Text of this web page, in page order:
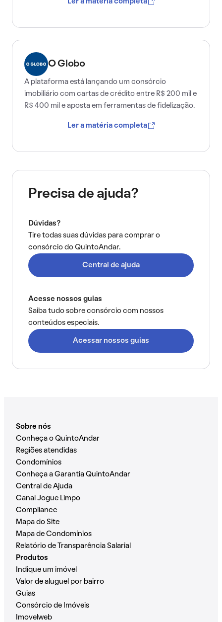
Ler a matéria completa
O Globo
A plataforma está lançando um consórcio
imobiliário com cartas de crédito entre R$ 200 mil e
R$ 400 mil e aposta em ferramentas de fidelização.
Ler a matéria completa
Precisa de ajuda?
Dúvidas?
Tire todas suas dúvidas para comprar o
consórcio do QuintoAndar.
Central de ajuda
Acesse nossos guias
Saiba tudo sobre consórcio com nossos
conteúdos especiais.
Acessar nossos guias
Sobre nós
Conheça o QuintoAndar
Regiões atendidas
Condomínios
Conheça a Garantia QuintoAndar
Central de Ajuda
Canal Jogue Limpo
Compliance
Mapa do Site
Mapa de Condomínios
Relatório de Transparência Salarial
Produtos
Indique um imóvel
Valor de aluguel por bairro
Guias
Consórcio de Imóveis
Imovelweb